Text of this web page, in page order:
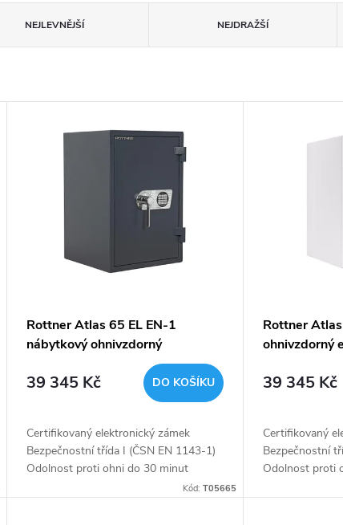
NEJLEVNĚJŠÍ NEJDRAŽŠÍ
Rottner Atlas 65 EL EN-1
nábytkový ohnivzdorný
elektronický trezor antracit
39 345 Kč DO KOŠÍKU
Certifikovaný elektronický zámek
Bezpečnostní třída I (ČSN EN 1143-1)
Odolnost proti ohni do 30 minut
Napájení 1 x 9V baterií (není součástí
Kód: T05665
Rottner
ohnivzdorný
39 345 Kč
Certifikovaný
Bezpečnostní
Odolnost proti
Napájení 1 x